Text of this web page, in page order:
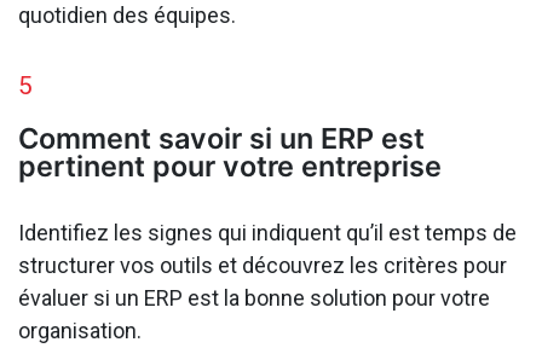
quotidien des équipes.
5
Comment savoir si un ERP est
pertinent pour votre entreprise
Identifiez les signes qui indiquent qu’il est temps de
structurer vos outils et découvrez les critères pour
évaluer si un ERP est la bonne solution pour votre
organisation.